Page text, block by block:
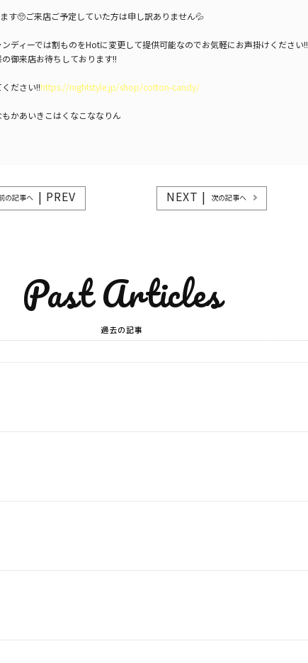
す🥺ご来店ご予定していた方は申し訳ありません💦
ディーでは割ものをHotに変更して提供可能なのでお気軽にお声掛けください!!
御来店お待ちしております!!
ださい!!https://nightstyle.jp/shop/cotton-candy/
もかあいき こはく なこななりん
の記事へ | PREV NEXT | 次の記事へ
Past Articles
過去の記事